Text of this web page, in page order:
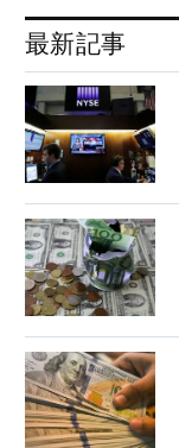
最新記事